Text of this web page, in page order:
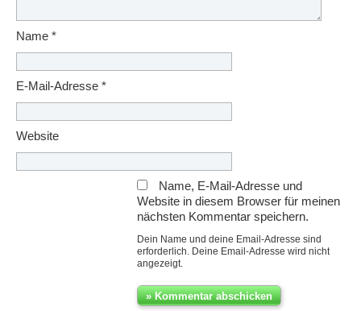
Name *
E-Mail-Adresse *
Website
Name, E-Mail-Adresse und
Website in diesem Browser für meinen
nächsten Kommentar speichern.
Dein Name und deine Email-Adresse sind
erforderlich. Deine Email-Adresse wird nicht
angezeigt.